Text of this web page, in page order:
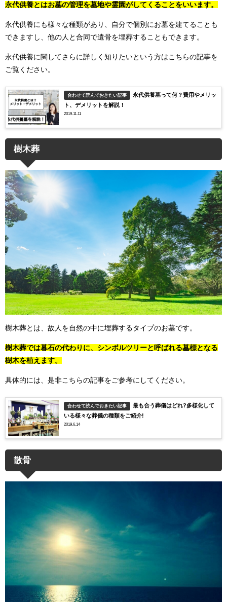
永代供養とはお墓の管理を墓地や霊園がしてくることをいいます。
永代供養にも様々な種類があり、自分で個別にお墓を建てることも
できますし、他の人と合同で遺骨を埋葬することもできます。
永代供養に関してさらに詳しく知りたいという方はこちらの記事を
ご覧ください。
合わせて読んでおきたい記事
永代供養墓って何？費用やメリッ
ト、デメリットを解説！
2019.11.11
樹木葬
樹木葬とは、故人を自然の中に埋葬するタイプのお墓です。
樹木葬では暮石の代わりに、シンボルツリーと呼ばれる墓標となる
樹木を植えます。
具体的には、是非こちらの記事をご参考にしてください。
合わせて読んでおきたい記事
最も合う葬儀はどれ?多様化して
いる様々な葬儀の種類をご紹介!
2019.6.14
散骨